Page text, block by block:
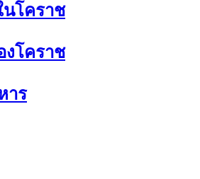
นโคราช
งโคราช
าร